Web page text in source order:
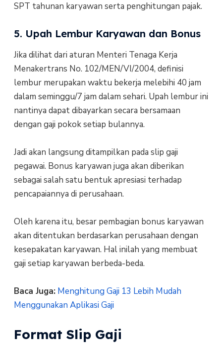
SPT tahunan karyawan serta penghitungan pajak.
5. Upah Lembur Karyawan dan Bonus
Jika dilihat dari aturan Menteri Tenaga Kerja
Menakertrans No. 102/MEN/VI/2004, definisi
lembur merupakan waktu bekerja melebihi 40 jam
dalam seminggu/7 jam dalam sehari. Upah lembur ini
nantinya dapat dibayarkan secara bersamaan
dengan gaji pokok setiap bulannya.
Jadi akan langsung ditampilkan pada slip gaji
pegawai. Bonus karyawan juga akan diberikan
sebagai salah satu bentuk apresiasi terhadap
pencapaiannya di perusahaan.
Oleh karena itu, besar pembagian bonus karyawan
akan ditentukan berdasarkan perusahaan dengan
kesepakatan karyawan. Hal inilah yang membuat
gaji setiap karyawan berbeda-beda.
Baca Juga: Menghitung Gaji 13 Lebih Mudah
Menggunakan Aplikasi Gaji
Format Slip Gaji